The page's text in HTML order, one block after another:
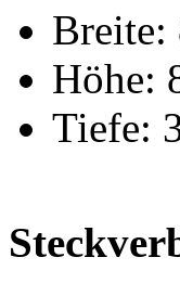
Breite:
Höhe:
Tiefe: